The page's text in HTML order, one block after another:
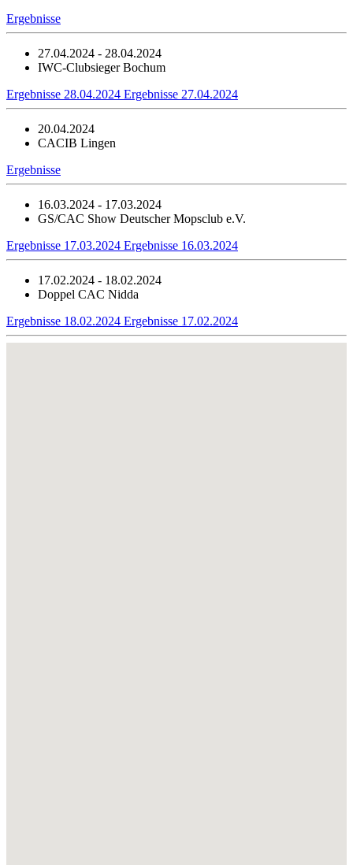
Ergebnisse
27.04.2024 - 28.04.2024
IWC-Clubsieger Bochum
Ergebnisse 28.04.2024 Ergebnisse 27.04.2024
20.04.2024
CACIB Lingen
Ergebnisse
16.03.2024 - 17.03.2024
GS/CAC Show Deutscher Mopsclub e.V.
Ergebnisse 17.03.2024 Ergebnisse 16.03.2024
17.02.2024 - 18.02.2024
Doppel CAC Nidda
Ergebnisse 18.02.2024 Ergebnisse 17.02.2024